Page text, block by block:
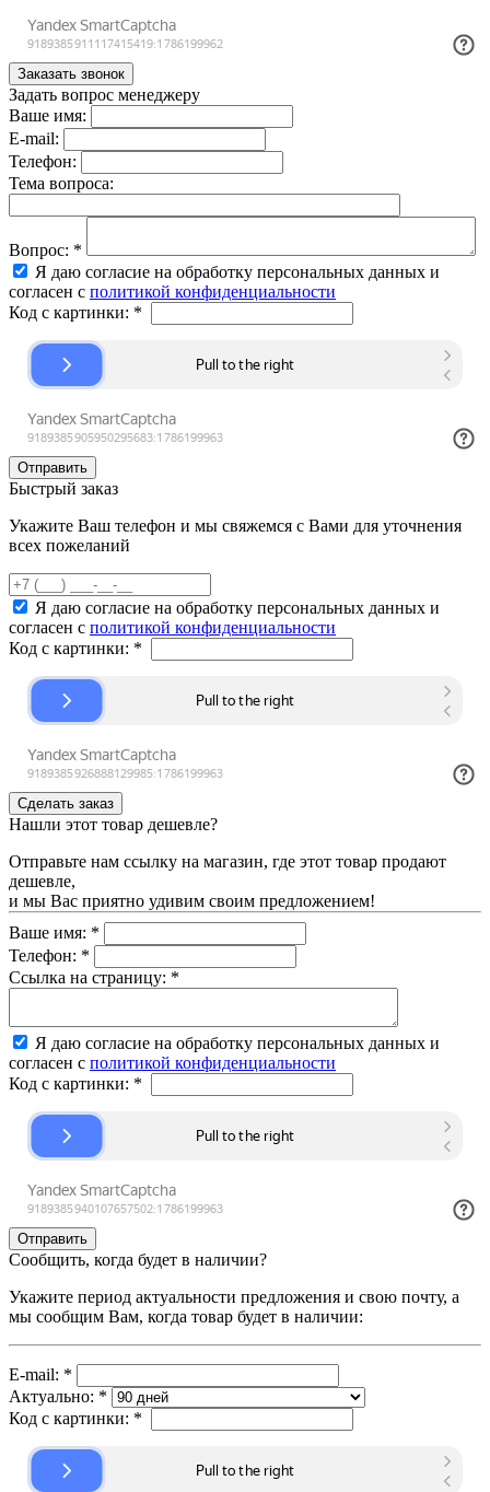
Задать вопрос менеджеру
Ваше имя:
E-mail:
Телефон:
Тема вопроса:
Вопрос: *
Я даю согласие на обработку персональных данных и
согласен с политикой конфиденциальности
Код с картинки: *
Быстрый заказ
Укажите Ваш телефон и мы свяжемся с Вами для уточнения
всех пожеланий
Я даю согласие на обработку персональных данных и
согласен с политикой конфиденциальности
Код с картинки: *
Нашли этот товар дешевле?
Отправьте нам ссылку на магазин, где этот товар продают
дешевле,
и мы Вас приятно удивим своим предложением!
Ваше имя: *
Телефон: *
Ссылка на страницу: *
Я даю согласие на обработку персональных данных и
согласен с политикой конфиденциальности
Код с картинки: *
Сообщить, когда будет в наличии?
Укажите период актуальности предложения и свою почту, а
мы сообщим Вам, когда товар будет в наличии:
E-mail: *
Актуально: *
Код с картинки: *